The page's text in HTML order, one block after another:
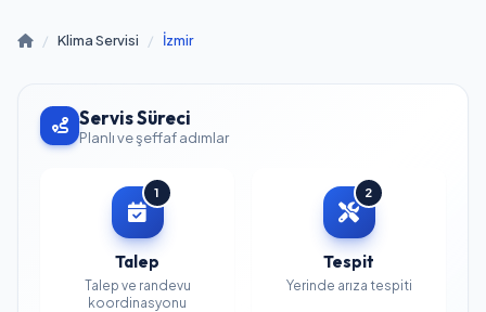
/ Klima Servisi / İzmir
Servis Süreci
Planlı ve şeffaf adımlar
1
Talep
Talep ve randevu
koordinasyonu
2
Tespit
Yerinde arıza tespiti